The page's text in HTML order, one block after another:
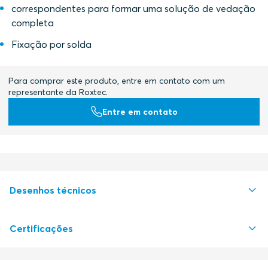
correspondentes para formar uma solução de vedação
completa
Fixação por solda
Para comprar este produto, entre em contato com um
representante da Roxtec.
Entre em contato
Desenhos técnicos
S1016551 G Ex FRAME SINGLE AND COMBINATION FRAME
Certificações